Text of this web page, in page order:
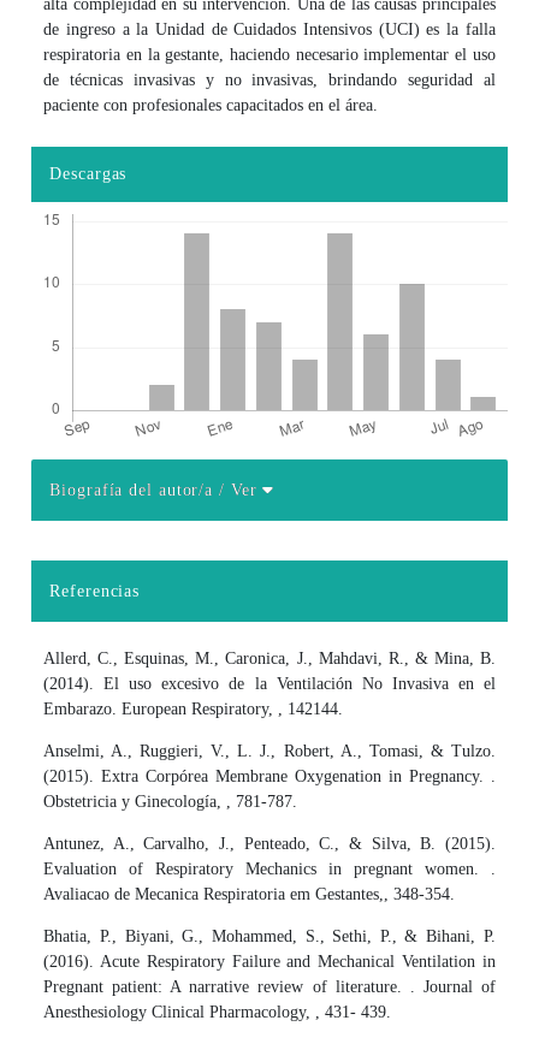
alta complejidad en su intervención. Una de las causas principales
de ingreso a la Unidad de Cuidados Intensivos (UCI) es la falla
respiratoria en la gestante, haciendo necesario implementar el uso
de técnicas invasivas y no invasivas, brindando seguridad al
paciente con profesionales capacitados en el área.
Descargas
Biografía del autor/a/ Ver
Referencias
Allerd, C., Esquinas, M., Caronica, J., Mahdavi, R., & Mina, B.
(2014). El uso excesivo de la Ventilación No Invasiva en el
Embarazo. European Respiratory, , 142144.
Anselmi, A., Ruggieri, V., L. J., Robert, A., Tomasi, & Tulzo.
(2015). Extra Corpórea Membrane Oxygenation in Pregnancy. .
Obstetricia y Ginecología, , 781-787.
Antunez, A., Carvalho, J., Penteado, C., & Silva, B. (2015).
Evaluation of Respiratory Mechanics in pregnant women. .
Avaliacao de Mecanica Respiratoria em Gestantes,, 348-354.
Bhatia, P., Biyani, G., Mohammed, S., Sethi, P., & Bihani, P.
(2016). Acute Respiratory Failure and Mechanical Ventilation in
Pregnant patient: A narrative review of literature. . Journal of
Anesthesiology Clinical Pharmacology, , 431- 439.